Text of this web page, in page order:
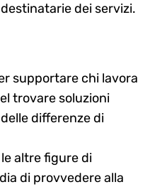
dei servizi.
supportare chi lavora
trovare soluzioni
differenze di
altre figure di
di provvedere alla